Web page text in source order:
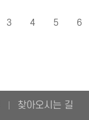
3 4 5 6
찾아오시는 길